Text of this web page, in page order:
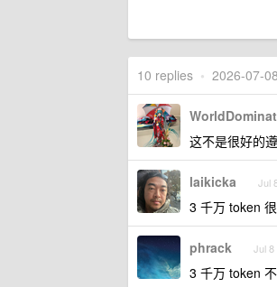
10 replies • 2026-07-
这不是很好的
laikicka Jul
3 千万 token
phrack Jul 8
3 千万 token